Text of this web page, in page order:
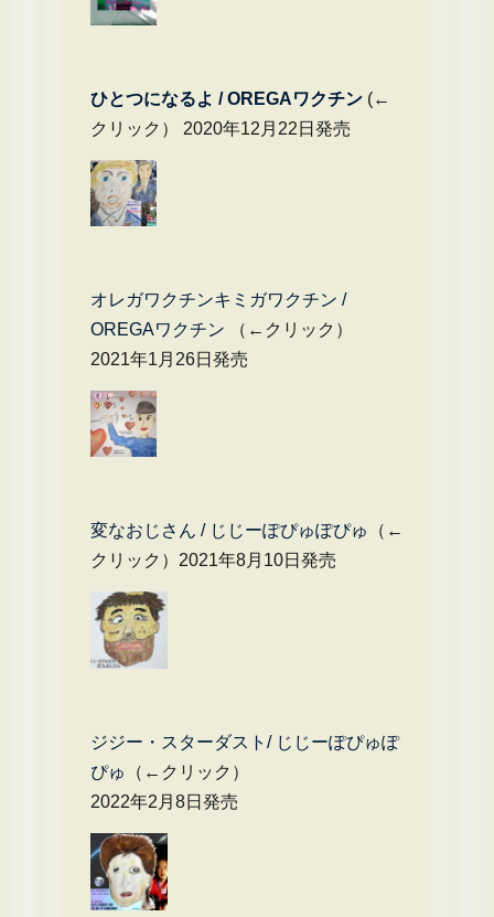
ひとつになるよ / OREGAワクチン(←
クリック） 2020年12月22日発売
オレガワクチンキミガワクチン /
OREGAワクチン （←クリック）
2021年1月26日発売
変なおじさん / じじーぽぴゅぽぴゅ
（←
クリック）2021年8月10日発売
ジジー・スターダスト/ じじーぽぴゅぽ
ぴゅ
（←クリック）
2022年2月8日発売